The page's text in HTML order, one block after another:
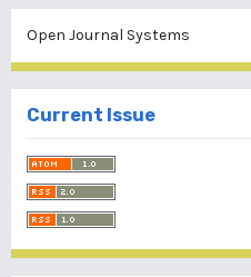
Open Journal Systems
Current Issue